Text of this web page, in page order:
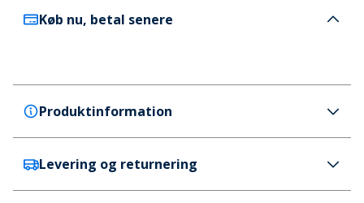
Køb nu, betal senere
Produktinformation
Crocs
Crocs Herre Baya Clogs Navy
Levering og returnering